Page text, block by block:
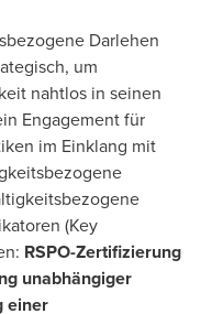
Darlehen
um
nahtlos in seinen
Engagement für
im Einklang mit
(Key
RSPO-Zertifizierung
unabhängiger
einer